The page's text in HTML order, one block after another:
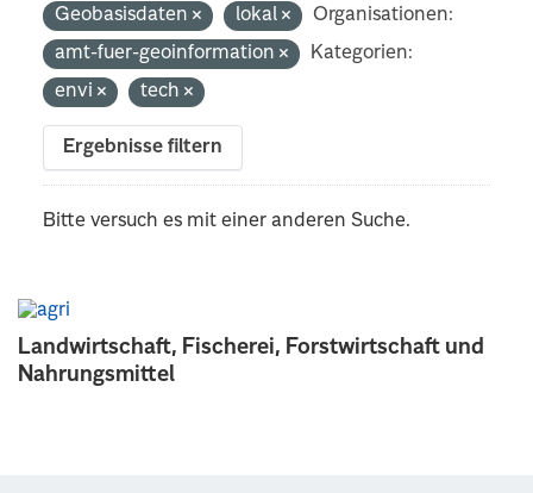
Landwirtschaft, Fischerei, Forstwirtschaft und
Nahrungsmittel
Geobasisdaten
lokal
Organisationen:
amt-fuer-geoinformation
Kategorien:
envi
tech
Ergebnisse filtern
Bitte versuch es mit einer anderen Suche.